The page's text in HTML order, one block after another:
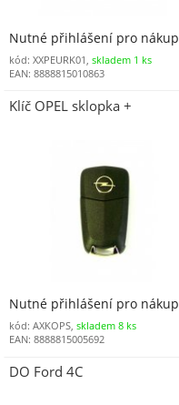
Nutné přihlášení pro nákup
kód: XXPEURK01, skladem 1 ks
EAN: 8888815010863
Klíč OPEL sklopka +
Nutné přihlášení pro nákup
kód: AXKOPS, skladem 8 ks
EAN: 8888815005692
DO Ford 4C